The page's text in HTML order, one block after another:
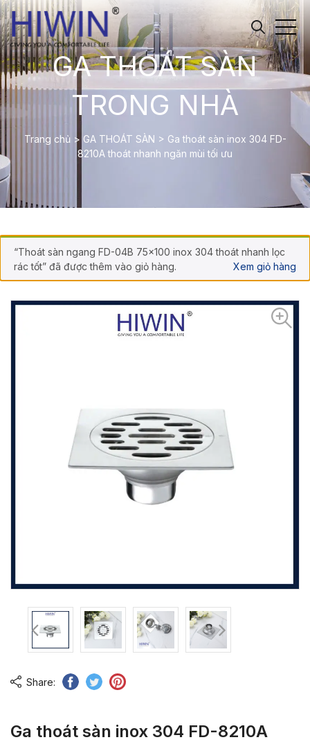
GA THOÁT SÀN
TRONG NHÀ
Trang chủ > GA THOÁT SÀN > Ga thoát sàn inox 304 FD-
8210A thoát nhanh ngăn mùi tối ưu
“Thoát sàn ngang FD-04B 75×100 inox 304 thoát nhanh lọc
rác tốt” đã được thêm vào giỏ hàng.
Xem giỏ hàng
Share:
Ga thoát sàn inox 304 FD-8210A